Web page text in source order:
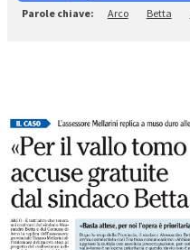
Arco
Betta